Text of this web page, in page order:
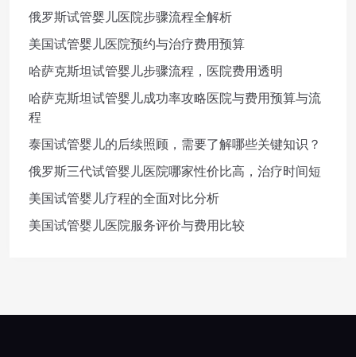
俄罗斯试管婴儿医院步骤流程全解析
美国试管婴儿医院预约与治疗费用预算
哈萨克斯坦试管婴儿步骤流程，医院费用透明
哈萨克斯坦试管婴儿成功率攻略医院与费用预算与流
程
泰国试管婴儿的后续照顾，需要了解哪些关键知识？
俄罗斯三代试管婴儿医院哪家性价比高，治疗时间短
美国试管婴儿疗程的全面对比分析
美国试管婴儿医院服务评价与费用比较